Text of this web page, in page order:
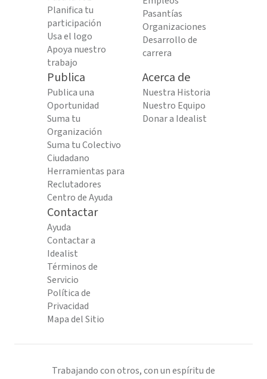
Planifica tu
participación
Usa el logo
Apoya nuestro
trabajo
Pasantías
Organizaciones
Desarrollo de
carrera
Publica
Publica una
Oportunidad
Suma tu
Organización
Suma tu Colectivo
Ciudadano
Herramientas para
Reclutadores
Centro de Ayuda
Acerca de
Nuestra Historia
Nuestro Equipo
Donar a Idealist
Contactar
Ayuda
Contactar a
Idealist
Términos de
Servicio
Política de
Privacidad
Mapa del Sitio
Trabajando con otros, con un espíritu de